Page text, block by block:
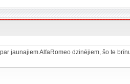
jaunajiem AlfaRomeo dzinējiem, šo te